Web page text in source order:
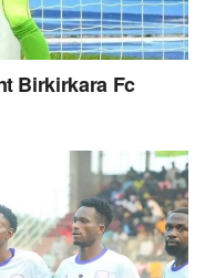
Birkirkara Fc